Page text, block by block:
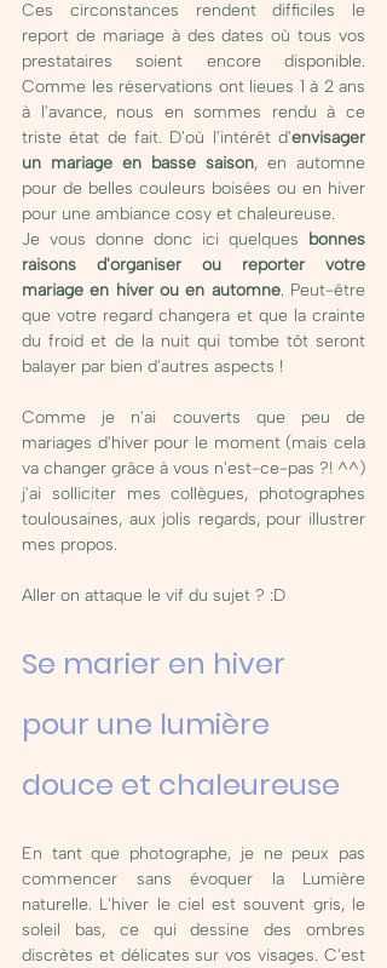
Ces circonstances rendent difficiles le
report de mariage à des dates où tous vos
prestataires soient encore disponible.
Comme les réservations ont lieues 1 à 2 ans
à l'avance, nous en sommes rendu à ce
triste état de fait. D'où l'intérêt d'envisager
un mariage en basse saison, en automne
pour de belles couleurs boisées ou en hiver
pour une ambiance cosy et chaleureuse.
Je vous donne donc ici quelques bonnes
raisons d'organiser ou reporter votre
mariage en hiver ou en automne. Peut-être
que votre regard changera et que la crainte
du froid et de la nuit qui tombe tôt seront
balayer par bien d'autres aspects !
Comme je n'ai couverts que peu de
mariages d'hiver pour le moment (mais cela
va changer grâce à vous n'est-ce-pas ?! ^^)
j'ai solliciter mes collègues, photographes
toulousaines, aux jolis regards, pour illustrer
mes propos.
Aller on attaque le vif du sujet ? :D
Se marier en hiver
pour une lumière
douce et chaleureuse
En tant que photographe, je ne peux pas
commencer sans évoquer la Lumière
naturelle. L'hiver le ciel est souvent gris, le
soleil bas, ce qui dessine des ombres
discrètes et délicates sur vos visages. C'est